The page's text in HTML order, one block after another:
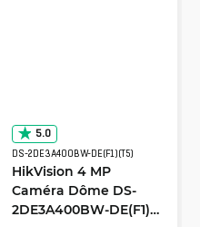
5.0
DS-2DE3A400BW-DE(F1)(T5)
HikVision 4 MP
Caméra Dôme DS-
2DE3A400BW-DE(F1)